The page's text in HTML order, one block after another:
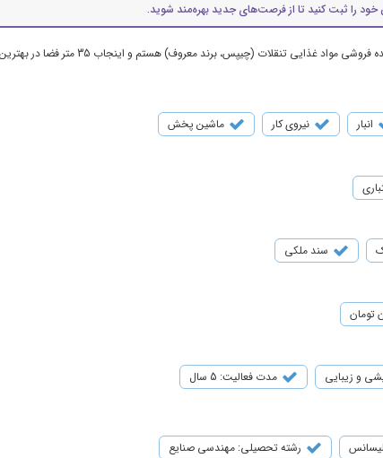
خود را ثبت کنید تا از فرصت‌های جدید بهره‌مند شوید.
غذایی تنقلات (چیپس، برند معروف) هستم و اینجاب 35 متر فضا در بهترین لوکیشن شهر دارم
انبار نیروی کار ماشین پخش
سند ملکی
و زیبایی مدت فعالیت: 5 سال
رشته تحصیلی: مهندسی صنایع